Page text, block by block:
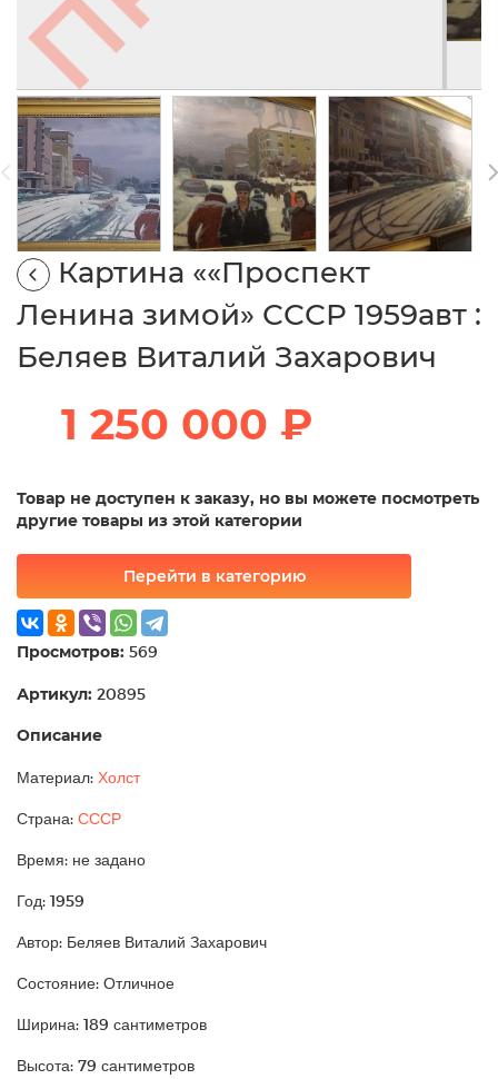
Картина ««Проспект
Ленина зимой» СССР 1959авт :
Беляев Виталий Захарович
1 250 000 ₽
Товар не доступен к заказу, но вы можете посмотреть
другие товары из этой категории
Перейти в категорию
Просмотров: 569
Артикул: 20895
Описание
Материал: Холст
Страна: СССР
Время: не задано
Год: 1959
Автор: Беляев Виталий Захарович
Состояние: Отличное
Ширина: 189 сантиметров
Высота: 79 сантиметров